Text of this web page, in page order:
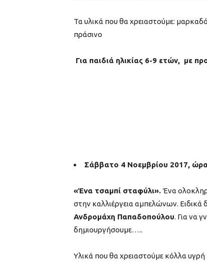
Τα υλικά που θα χρειαστούμε:
πράσινο
Για παιδιά ηλικίας 6-9 ετών, με
Σάββατο 4 Νοεμβρίου 2017,
«Ένα τσαμπί σταφύλι». Ένα
στην καλλιέργεια αμπελώνων.
Ανδρομάχη Παπαδοπούλου. Για να
δημιουργήσουμε…..
Υλικά που θα χρειαστούμε κόλλα